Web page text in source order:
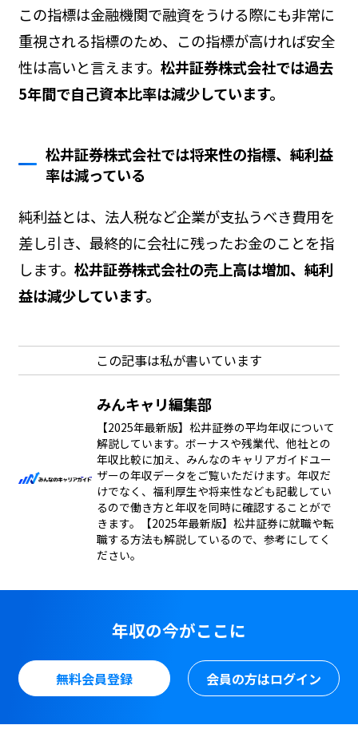
この指標は金融機関で融資をうける際にも非常に
重視される指標のため、この指標が高ければ安全
性は高いと言えます。 松井証券株式会社では過去
5年間で自己資本比率は減少しています。
松井証券株式会社では将来性の指標、純利益
率は減っている
純利益とは、法人税など企業が支払うべき費用を
差し引き、最終的に会社に残ったお金のことを指
します。 松井証券株式会社の売上高は増加、純利
益は減少しています。
この記事は私が書いています
みんキャリ編集部
【2025年最新版】松井証券の平均年収について
解説しています。ボーナスや残業代、他社との
年収比較に加え、みんなのキャリアガイドユー
ザーの年収データをご覧いただけます。年収だ
けでなく、福利厚生や将来性なども記載してい
るので働き方と年収を同時に確認することがで
きます。【2025年最新版】松井証券に就職や転
職する方法も解説しているので、参考にしてく
ださい。
年収の今がここに
無料会員登録 会員の方はログイン